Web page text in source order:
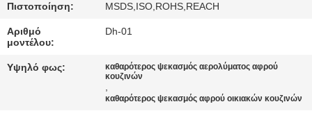
ΕΠΑΦΉ
ΜΕ
Πιστοποίηση: MSDS,ISO,ROHS,REACH
Αριθμό
μοντέλου:
Dh-01
Υψηλό φως:
καθαρότερος ψεκασμός αερολύματος αφρού
κουζινών
,
καθαρότερος ψεκασμός αφρού οικιακών κουζινών